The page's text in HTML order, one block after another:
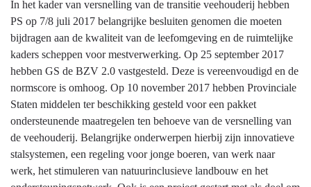
Verduurzamen
landbouw
Verduurzamen
landbouw
In het kader van versnelling van de transitie veehouderij hebben
PS op 7/8 juli 2017 belangrijke besluiten genomen die moeten
bijdragen aan de kwaliteit van de leefomgeving en de ruimtelijke
kaders scheppen voor mestverwerking. Op 25 september 2017
hebben GS de BZV 2.0 vastgesteld. Deze is vereenvoudigd en de
normscore is omhoog. Op 10 november 2017 hebben Provinciale
Staten middelen ter beschikking gesteld voor een pakket
ondersteunende maatregelen ten behoeve van de versnelling van
de veehouderij. Belangrijke onderwerpen hierbij zijn innovatieve
stalsystemen, een regeling voor jonge boeren, van werk naar
werk, het stimuleren van natuurinclusieve landbouw en het